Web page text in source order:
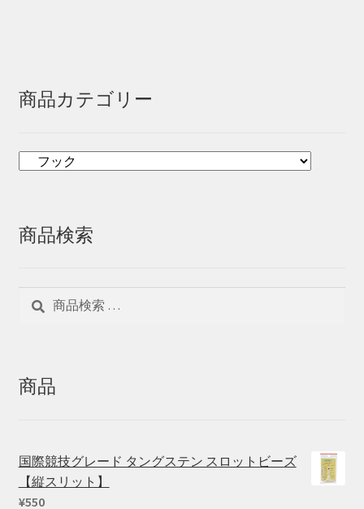
商品カテゴリー
商品検索
商品
国際競技グレード タングステン スロットビーズ
【縦スリット】
¥550